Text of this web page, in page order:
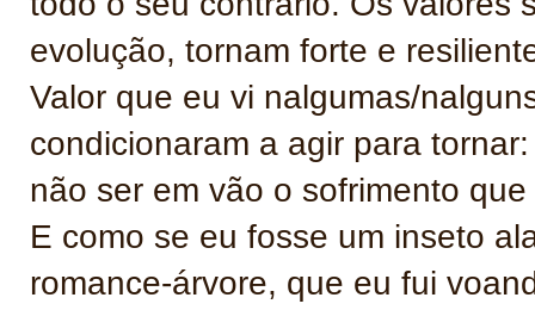
evolução, tornam forte e
Valor que eu vi nalgumas/
condicionaram a agir para
não ser em vão o sofrimento
E como se eu fosse um inseto
romance-árvore, que eu fui